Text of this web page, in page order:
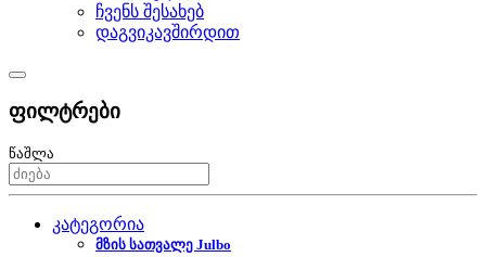
ჩვენს შესახებ
დაგვიკავშირდით
ფილტრები
წაშლა
კატეგორია
მზის სათვალე Julbo